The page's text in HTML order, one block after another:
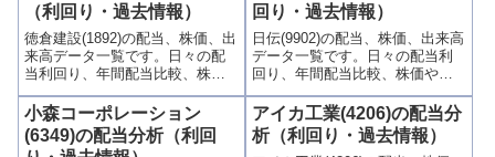
（利回り・過去情報）
徳倉建設(1892)の配当、株価、出
来高データ一覧です。日々の配
当利回り、年間配当比較、株価
や出来高との関連、高額配当目
的の買い時チャンスなど、表と
グラフでわかりやすく掲載、配
当利回りランキングも参考に！
回り・過去情報）
日伝(9902)の配当、株価、出来高
データ一覧です。日々の配当利
回り、年間配当比較、株価や出
来高との関連、高額配当目的の
買い時チャンスなど、表とグラ
フでわかりやすく掲載、配当利
回りランキングも参考に！
小森コーポレーション
(6349)の配当分析（利回
アイカ工業(4206)の配当分
析（利回り・過去情報）